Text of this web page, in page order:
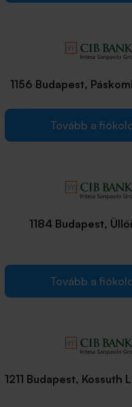
1156 Budapest,
Tovább a
1184 Budapest,
Tovább a
1211 Budapest, Kossuth